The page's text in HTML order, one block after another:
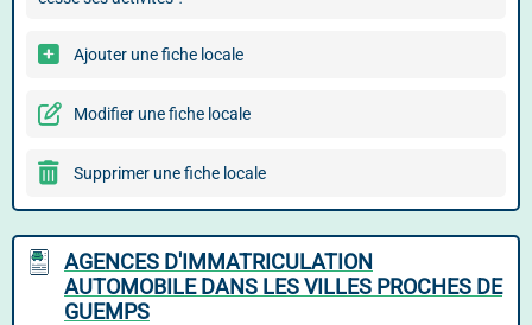
Ajouter une fiche locale
Modifier une fiche locale
Supprimer une fiche locale
AGENCES D'IMMATRICULATION
AUTOMOBILE DANS LES VILLES PROCHES DE
GUEMPS